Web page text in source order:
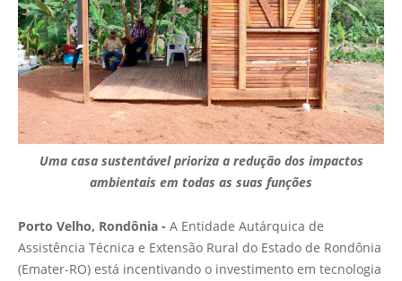
Uma casa sustentável prioriza a redução dos impactos
ambientais em todas as suas funções
Porto Velho, Rondônia - A Entidade Autárquica de
Assistência Técnica e Extensão Rural do Estado de Rondônia
(Emater-RO) está incentivando o investimento em tecnologia